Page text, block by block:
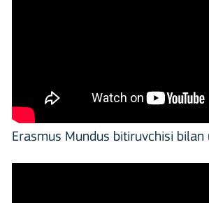
Erasmus Mundus bitiruvchisi bilan